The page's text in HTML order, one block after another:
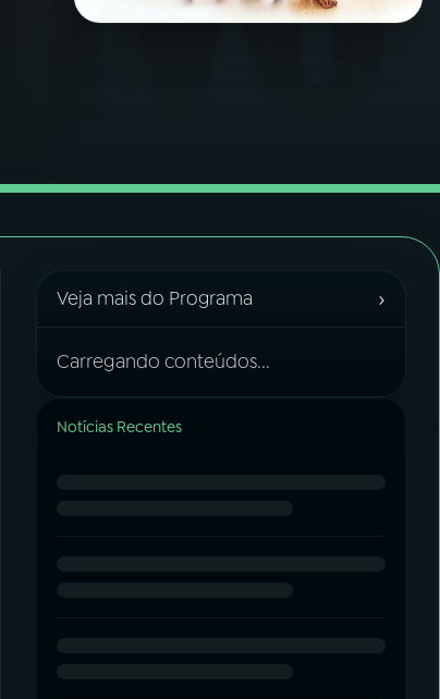
Veja mais do Programa ›
Carregando conteúdos...
Notícias Recentes